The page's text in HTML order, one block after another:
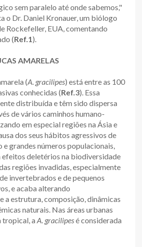
sem paralelo até onde sabemos,"
o Dr. Daniel Kronauer, um biólogo
Rockefeller, EUA, comentando
(Ref.1).
AMARELAS
(A. gracilipes) está entre as 100
conhecidas (Ref.3). Essa
distribuída e têm sido dispersa
de vários caminhos humano-
em especial regiões na Ásia e
dos seus hábitos agressivos de
grandes números populacionais,
efeitos deletérios na biodiversidade
regiões invadidas, especialmente
invertebrados e de pequenos
e acaba alterando
a estrutura, composição, dinâmicas
naturais. Nas áreas urbanas
tropical, a A. gracilipesé considerada